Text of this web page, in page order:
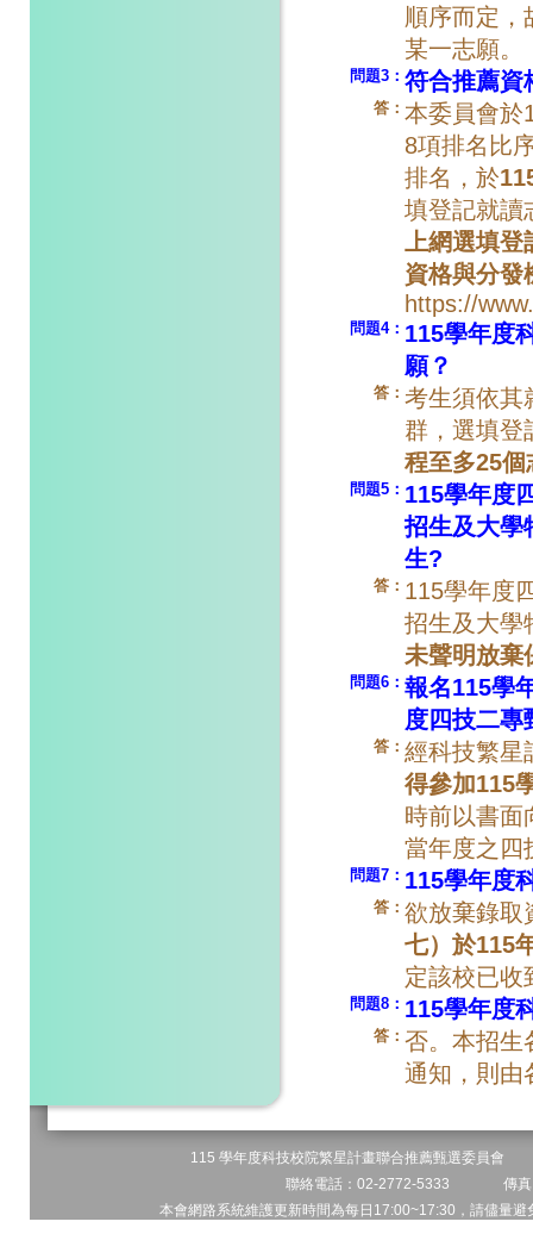
順序而定，
某一志願。
問題3： 符合推薦資
答： 本委員會於
8項排名比
排名，於
填登記就讀
上網選填登
資格與分發
https://
問題4： 115學年度
願？
答： 考生須依其
群，選填登
程至多25個
問題5： 115學年度
招生及大學
生?
答： 115學年度
招生及大學
未聲明放棄
問題6： 報名115學
度四技二專
答： 經科技繁星
得參加115
時前以書面
當年度之四
問題7： 115學年度
答： 欲放棄錄取
七）於115
定該校已收
問題8： 115學年度
答： 否。本招生
通知，則由
115 學年度科技校院繁星計畫聯合推薦甄選委員會
聯絡電話：02-2772-5333 傳
本會網路系統維護更新時間為每日17:00~17:30，請儘量